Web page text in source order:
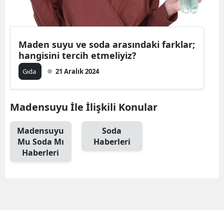
Maden suyu ve soda arasındaki farklar;
hangisini tercih etmeliyiz?
Gıda 21 Aralık 2024
Madensuyu İle İlişkili Konular
Madensuyu
Mu Soda Mı
Haberleri
Soda
Haberleri